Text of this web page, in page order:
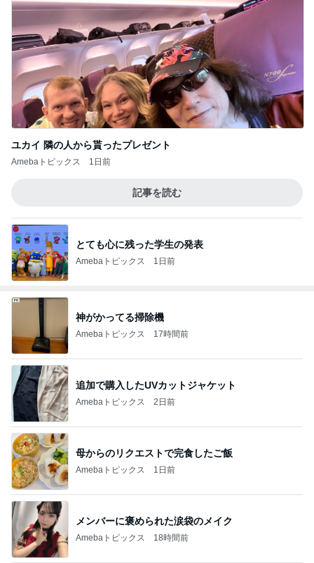
ユカイ 隣の人から貰ったプレゼント
Amebaトピックス 1日前
記事を読む
とても心に残った学生の発表
Amebaトピックス 1日前
神がかってる掃除機
Amebaトピックス 17時間前
追加で購入したUVカットジャケット
Amebaトピックス 2日前
母からのリクエストで完食したご飯
Amebaトピックス 1日前
メンバーに褒められた涙袋のメイク
Amebaトピックス 18時間前